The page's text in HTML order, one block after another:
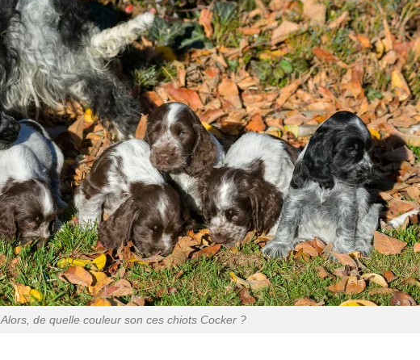
Alors, de quelle couleur son ces chiots Cocker ?